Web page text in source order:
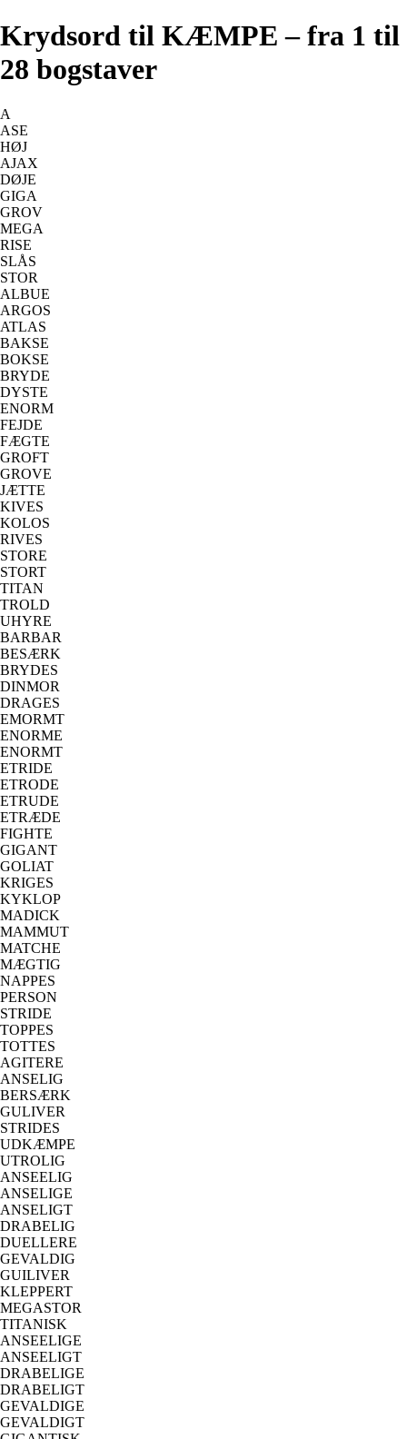
Krydsord til KÆMPE – fra 1 til
28 bogstaver
A
ASE
HØJ
AJAX
DØJE
GIGA
GROV
MEGA
RISE
SLÅS
STOR
ALBUE
ARGOS
ATLAS
BAKSE
BOKSE
BRYDE
DYSTE
ENORM
FEJDE
FÆGTE
GROFT
GROVE
JÆTTE
KIVES
KOLOS
RIVES
STORE
STORT
TITAN
TROLD
UHYRE
BARBAR
BESÆRK
BRYDES
DINMOR
DRAGES
EMORMT
ENORME
ENORMT
ETRIDE
ETRODE
ETRUDE
ETRÆDE
FIGHTE
GIGANT
GOLIAT
KRIGES
KYKLOP
MADICK
MAMMUT
MATCHE
MÆGTIG
NAPPES
PERSON
STRIDE
TOPPES
TOTTES
AGITERE
ANSELIG
BERSÆRK
GULIVER
STRIDES
UDKÆMPE
UTROLIG
ANSEELIG
ANSELIGE
ANSELIGT
DRABELIG
DUELLERE
GEVALDIG
GUILIVER
KLEPPERT
MEGASTOR
TITANISK
ANSEELIGE
ANSEELIGT
DRABELIGE
DRABELIGT
GEVALDIGE
GEVALDIGT